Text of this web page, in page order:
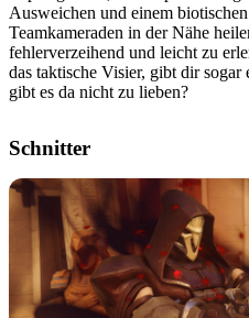
Ausweichen und einem
Teamkameraden in der Nähe
fehlerverzeihend und leicht zu
das taktische Visier, gibt dir
gibt es da nicht zu lieben?
Schnitter